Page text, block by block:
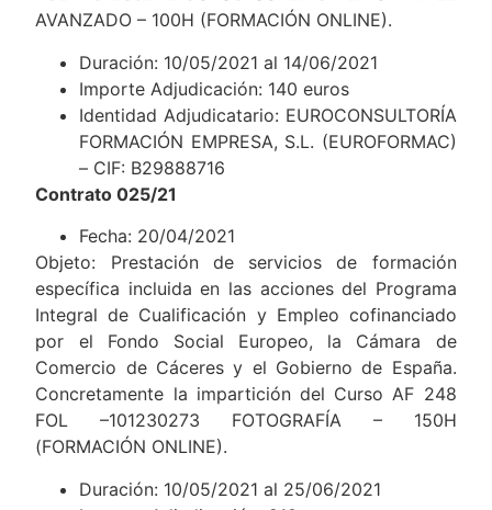
AVANZADO – 100H (FORMACIÓN ONLINE).
Duración: 10/05/2021 al 14/06/2021
Importe Adjudicación: 140 euros
Identidad Adjudicatario: EUROCONSULTORÍA
FORMACIÓN EMPRESA, S.L. (EUROFORMAC)
– CIF: B29888716
Contrato 025/21
Fecha: 20/04/2021
Objeto: Prestación de servicios de formación
específica incluida en las acciones del Programa
Integral de Cualificación y Empleo cofinanciado
por el Fondo Social Europeo, la Cámara de
Comercio de Cáceres y el Gobierno de España.
Concretamente la impartición del Curso AF 248
FOL –101230273 FOTOGRAFÍA – 150H
(FORMACIÓN ONLINE).
Duración: 10/05/2021 al 25/06/2021